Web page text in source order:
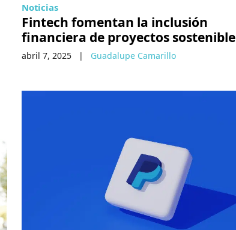
Noticias
Fintech fomentan la inclusión
financiera de proyectos
abril 7, 2025 | Guadalupe Camarillo